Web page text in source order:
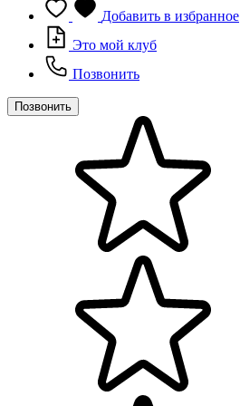
Добавить в избранное
Это мой клуб
Позвонить
Позвонить